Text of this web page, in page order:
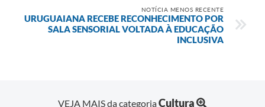
NOTÍCIA MENOS RECENTE
URUGUAIANA RECEBE RECONHECIMENTO POR
SALA SENSORIAL VOLTADA À EDUCAÇÃO
INCLUSIVA
VEJA MAIS da categoriaCultura